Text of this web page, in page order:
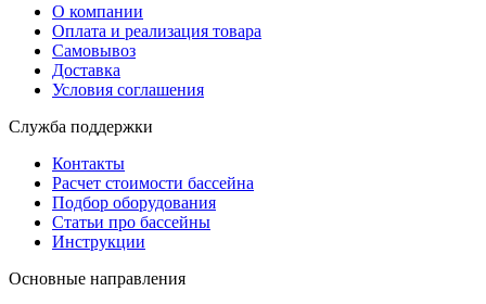
О компании
Оплата и реализация товара
Самовывоз
Доставка
Условия соглашения
Служба поддержки
Контакты
Расчет стоимости бассейна
Подбор оборудования
Статьи про бассейны
Инструкции
Основные направления